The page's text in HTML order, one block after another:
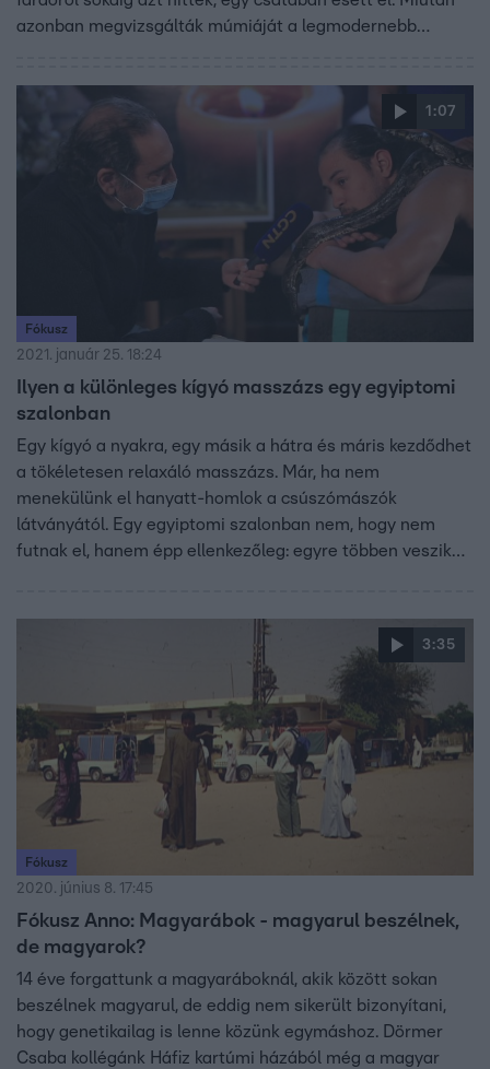
azonban megvizsgálták múmiáját a legmodernebb
1:07
Fókusz
2021. január 25. 18:24
Ilyen a különleges kígyó masszázs egy egyiptomi
szalonban
Egy kígyó a nyakra, egy másik a hátra és máris kezdődhet
a tökéletesen relaxáló masszázs. Már, ha nem
menekülünk el hanyatt-homlok a csúszómászók
látványától. Egy egyiptomi szalonban nem, hogy nem
futnak el, hanem épp ellenkezőleg: egyre többen veszik
3:35
Fókusz
2020. június 8. 17:45
Fókusz Anno: Magyarábok - magyarul beszélnek,
de magyarok?
14 éve forgattunk a magyaráboknál, akik között sokan
beszélnek magyarul, de eddig nem sikerült bizonyítani,
hogy genetikailag is lenne közünk egymáshoz. Dörmer
Csaba kollégánk Háfiz kartúmi házából még a magyar